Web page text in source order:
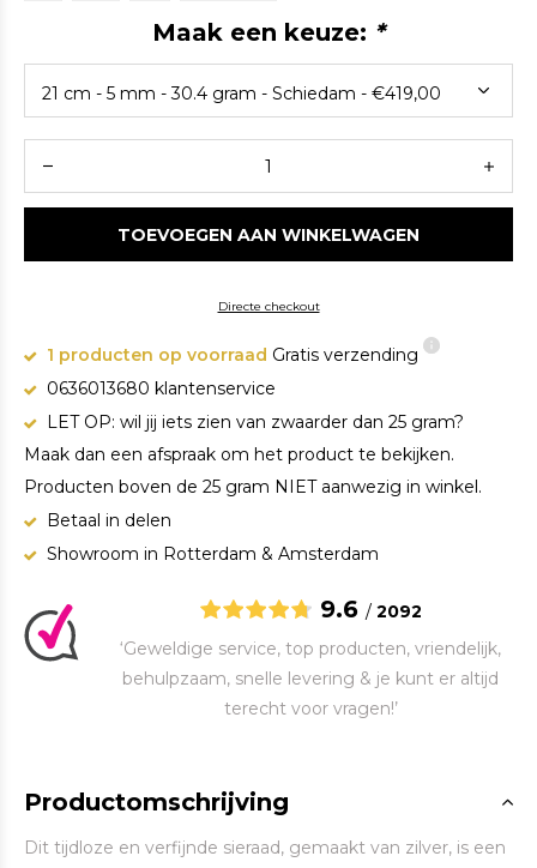
Maak een keuze: *
TOEVOEGEN AAN WINKELWAGEN
Directe checkout
1 producten op voorraad Gratis verzending
0636013680 klantenservice
LET OP: wil jij iets zien van zwaarder dan 25 gram?
Maak dan een afspraak om het product te bekijken.
Producten boven de 25 gram NIET aanwezig in winkel.
Betaal in delen
Showroom in Rotterdam & Amsterdam
9.6 / 2092
‘Geweldige service, top producten, vriendelijk,
behulpzaam, snelle levering & je kunt er altijd
terecht voor vragen!’
Productomschrijving
Dit tijdloze en verfijnde sieraad, gemaakt van zilver, is een